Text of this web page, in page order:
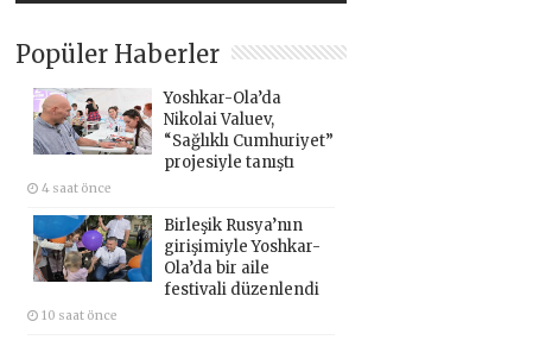
Popüler Haberler
Yoshkar-Ola’da
Nikolai Valuev,
“Sağlıklı Cumhuriyet”
projesiyle tanıştı
4 saat önce
Birleşik Rusya’nın
girişimiyle Yoshkar-
Ola’da bir aile
festivali düzenlendi
10 saat önce